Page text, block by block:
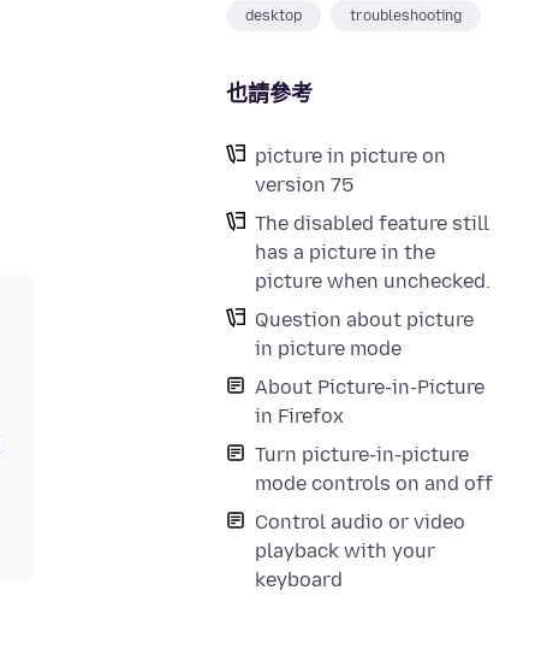
desktop troubleshooting
也請參考
picture in picture on
version 75
The disabled feature still
has a picture in the
picture when unchecked.
Question about picture
in picture mode
About Picture-in-Picture
in Firefox
Turn picture-in-picture
mode controls on and off
Control audio or video
playback with your
keyboard